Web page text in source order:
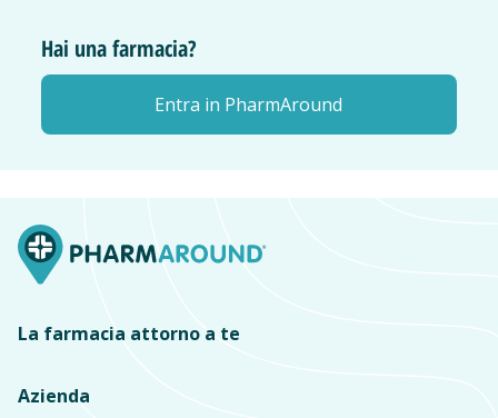
Hai una farmacia?
Entra in PharmAround
La farmacia attorno a te
Azienda